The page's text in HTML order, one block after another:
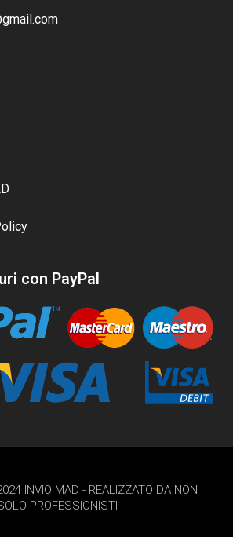
con PayPal
INVIO MAD - REALIZZATO DA NON
PROFESSIONISTI